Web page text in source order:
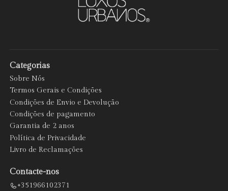
Categorias
Sobre Nós
Termos Gerais e Condições
Condições de Envio e Devolução
Condições de pagamento
Garantia de 2 anos
Política de Privacidade
Livro de Reclamações
Contacte-nos
+351966102371